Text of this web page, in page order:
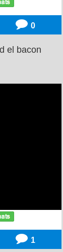
0
el bacon
1